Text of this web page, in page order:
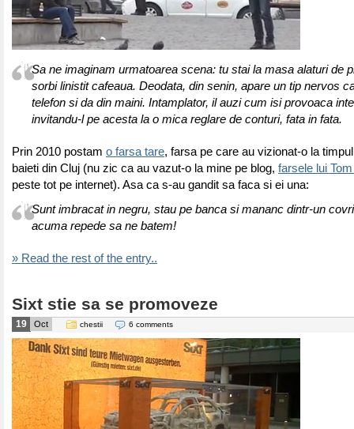
Sa ne imaginam urmatoarea scena: tu stai la masa alaturi de
sorbi linistit cafeaua. Deodata, din senin, apare un tip nervos
telefon si da din maini. Intamplator, il auzi cum isi provoaca
invitandu-l pe acesta la o mica reglare de conturi, fata in fata.
Prin 2010 postam o farsa tare, farsa pe care au vizionat-o la
baieti din Cluj (nu zic ca au vazut-o la mine pe blog, farsele lui
peste tot pe internet). Asa ca s-au gandit sa faca si ei una:
Sunt imbracat in negru, stau pe banca si mananc dintr-un
acuma repede sa ne batem!
» Read the rest of the entry..
Sixt stie sa se promoveze
19 Oct chestii 6 comments